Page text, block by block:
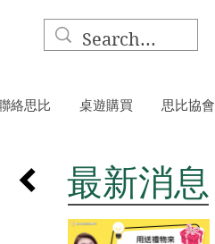
絡思比 桌遊購買 思比協會
​最新消息